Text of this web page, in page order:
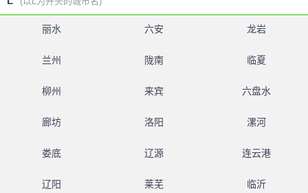
丽水 六安 龙岩
兰州 陇南 临夏
柳州 来宾 六盘水
廊坊 洛阳 漯河
娄底 辽源 连云港
辽阳 莱芜 临沂